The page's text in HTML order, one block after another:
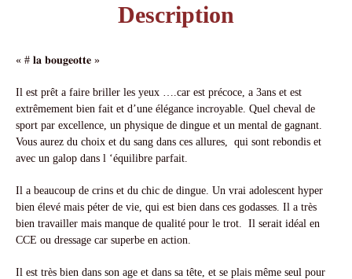
Description
« # 𝐥𝐚 𝐛𝐨𝐮𝐠𝐞𝐨𝐭𝐭𝐞 »
Il est prêt a faire briller les yeux ….car est précoce, a 3ans et est
extrêmement bien fait et d’une élégance incroyable. Quel cheval de
sport par excellence, un physique de dingue et un mental de gagnant.
Vous aurez du choix et du sang dans ces allures, qui sont rebondis et
avec un galop dans l ‘équilibre parfait.
Il a beaucoup de crins et du chic de dingue. Un vrai adolescent hyper
bien élevé mais péter de vie, qui est bien dans ces godasses. Il a très
bien travailler mais manque de qualité pour le trot. Il serait idéal en
CCE ou dressage car superbe en action.
Il est très bien dans son age et dans sa tête, et se plais même seul pour